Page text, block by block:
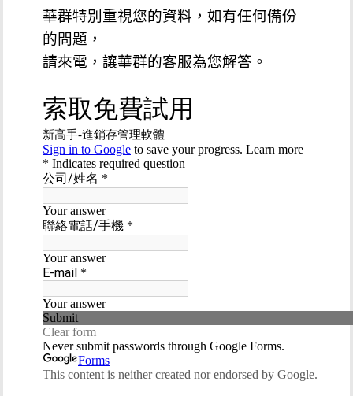
華群特別重視您的資料，如有任何備份
的問題，
請來電，讓華群的客服為您解答。